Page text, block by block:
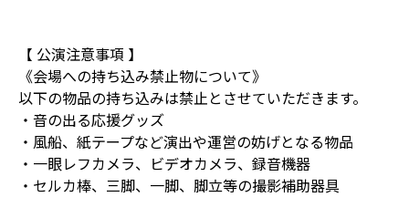
【 公演注意事項 】
《会場への持ち込み禁止物について》
以下の物品の持ち込みは禁止とさせていただきます。
・音の出る応援グッズ
・風船、紙テープなど演出や運営の妨げとなる物品
・一眼レフカメラ、ビデオカメラ、録音機器
・セルカ棒、三脚、一脚、脚立等の撮影補助器具